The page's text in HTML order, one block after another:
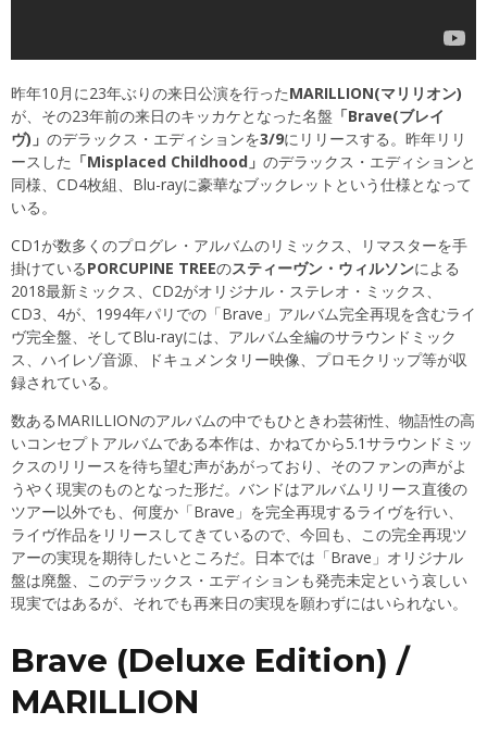
昨年10月に23年ぶりの来日公演を行ったMARILLION(マリリオン)
が、その23年前の来日のキッカケとなった名盤 「Brave(ブレイ
ヴ)」 のデラックス・エディションを3/9にリリースする。昨年リリ
ースした 「Misplaced Childhood」 のデラックス・エディションと
同様、CD4枚組、Blu-rayに豪華なブックレットという仕様となって
いる。
CD1が数多くのプログレ・アルバムのリミックス、リマスターを手
掛けているPORCUPINE TREEのスティーヴン・ウィルソンによる
2018最新ミックス、CD2がオリジナル・ステレオ・ミックス、
CD3、4が、1994年パリでの「Brave」アルバム完全再現を含むライ
ヴ完全盤、そしてBlu-rayには、アルバム全編のサラウンドミック
ス、ハイレゾ音源、ドキュメンタリー映像、プロモクリップ等が収
録されている。
数あるMARILLIONのアルバムの中でもひときわ芸術性、物語性の高
いコンセプトアルバムである本作は、かねてから5.1サラウンドミッ
クスのリリースを待ち望む声があがっており、そのファンの声がよ
うやく現実のものとなった形だ。バンドはアルバムリリース直後の
ツアー以外でも、何度か「Brave」を完全再現するライヴを行い、
ライヴ作品をリリースしてきているので、今回も、この完全再現ツ
アーの実現を期待したいところだ。日本では「Brave」オリジナル
盤は廃盤、このデラックス・エディションも発売未定という哀しい
現実ではあるが、それでも再来日の実現を願わずにはいられない。
Brave (Deluxe Edition) /
MARILLION